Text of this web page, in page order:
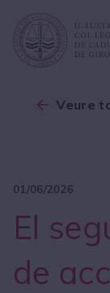
Veure
01/06/2026
El
de